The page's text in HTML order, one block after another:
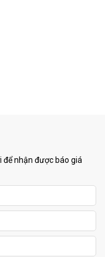
nhận được báo giá